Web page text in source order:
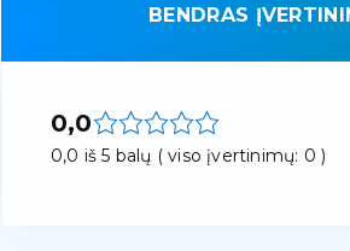
BENDRAS
0,0
0,0 iš 5 balų ( viso įvertinimų: 0 )